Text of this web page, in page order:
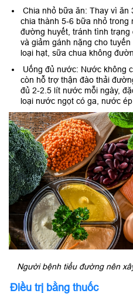
Chia nhỏ bữa ăn: Thay vì
chia thành 5-6 bữa nhỏ trong
đường huyết, tránh tình
và giảm gánh nặng cho
loại hạt, sữa chua không
Uống đủ nước: Nước không
còn hỗ trợ thận đào thải
đủ 2-2.5 lít nước mỗi ngày,
loại nước ngọt có ga, nước
Người bệnh tiểu đường nên
Điều trị bằng thuốc